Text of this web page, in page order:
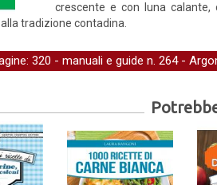
crescente e con luna
tradizione contadina.
320 - manuali e guide n. 264 -